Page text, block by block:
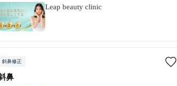
Leap beauty clinic
斜鼻修正
鼻